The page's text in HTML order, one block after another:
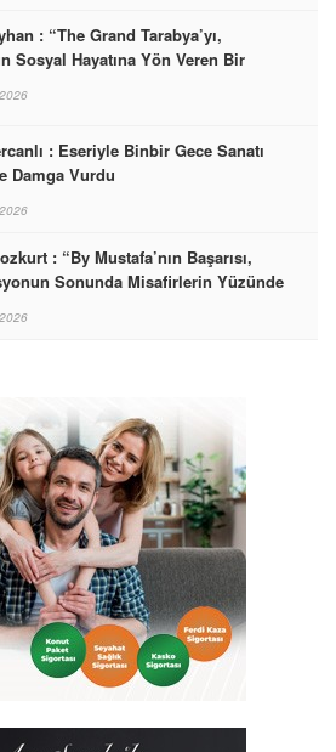
: “The Grand Tarabya’yı,
Sosyal Hayatına Yön Veren Bir
Haline Getirmeyi Hedefliyorum”
: Eseriyle Binbir Gece Sanatı
Damga Vurdu
: “By Mustafa’nın Başarısı,
Sonunda Misafirlerin Yüzünde
Mutluluktur”